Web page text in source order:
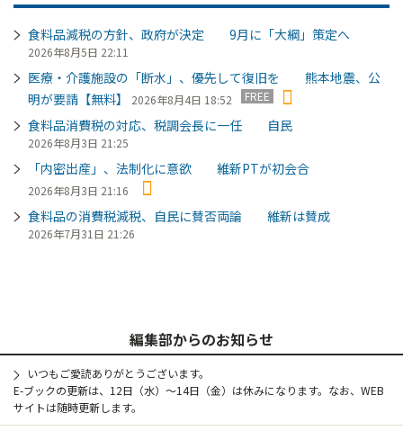
食料品減税の方針、政府が決定 9月に「大綱」策定へ
2026年8月5日 22:11
医療・介護施設の「断水」、優先して復旧を 熊本地震、公
明が要請【無料】
2026年8月4日 18:52 FREE
食料品消費税の対応、税調会長に一任 自民
2026年8月3日 21:25
「内密出産」、法制化に意欲 維新PTが初会合
2026年8月3日 21:16
食料品の消費税減税、自民に賛否両論 維新は賛成
2026年7月31日 21:26
編集部からのお知らせ
いつもご愛読ありがとうございます。
E-ブックの更新は、12日（水）～14日（金）は休みになります。なお、WEB
サイトは随時更新します。